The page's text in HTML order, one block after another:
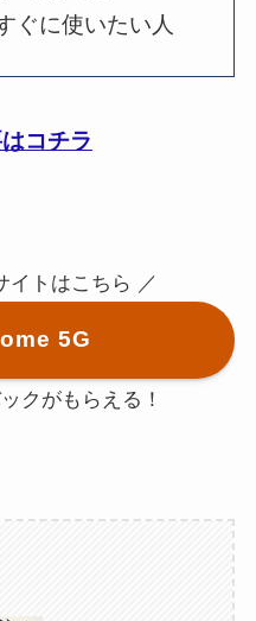
ぐに使いたい人
コチラ
イトはこちら ／
5G
クがもらえる！